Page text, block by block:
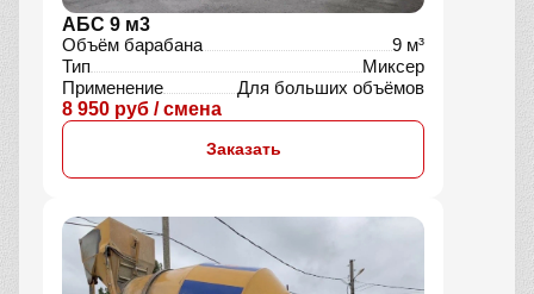
АБС 9 м3
Объём барабана
9 м³
Тип
Миксер
Применение
Для больших объёмов
8 950 руб / смена
Заказать